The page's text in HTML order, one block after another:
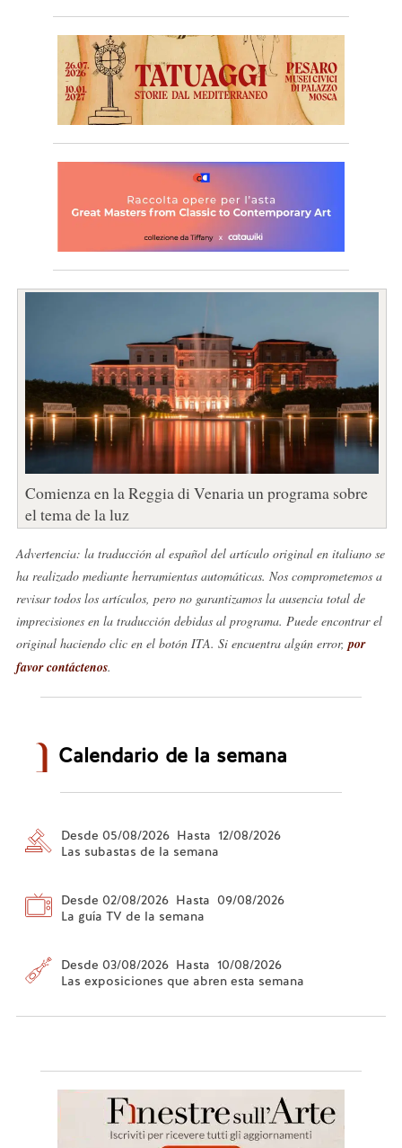
Comienza en la Reggia di Venaria un programa sobre
el tema de la luz
Advertencia: la traducción al español del artículo original en italiano se
ha realizado mediante herramientas automáticas. Nos comprometemos a
revisar todos los artículos, pero no garantizamos la ausencia total de
imprecisiones en la traducción debidas al programa. Puede encontrar el
original haciendo clic en el botón ITA. Si encuentra algún error,por
favor contáctenos.
Calendario de la semana
Desde 05/08/2026 Hasta 12/08/2026
Las subastas de la semana
Desde 02/08/2026 Hasta 09/08/2026
La guía TV de la semana
Desde 03/08/2026 Hasta 10/08/2026
Las exposiciones que abren esta semana